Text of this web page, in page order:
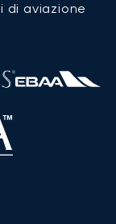
di aviazione